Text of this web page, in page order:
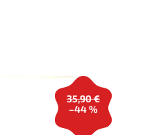
35,90 €
–44 %